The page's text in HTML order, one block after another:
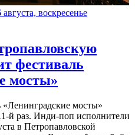
августа, воскресенье
фестиваль
мосты»
мосты»
й раз. Инди-поп исполнители
в Петропавловской